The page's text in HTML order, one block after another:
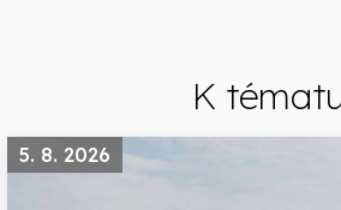
K
5. 8. 2026